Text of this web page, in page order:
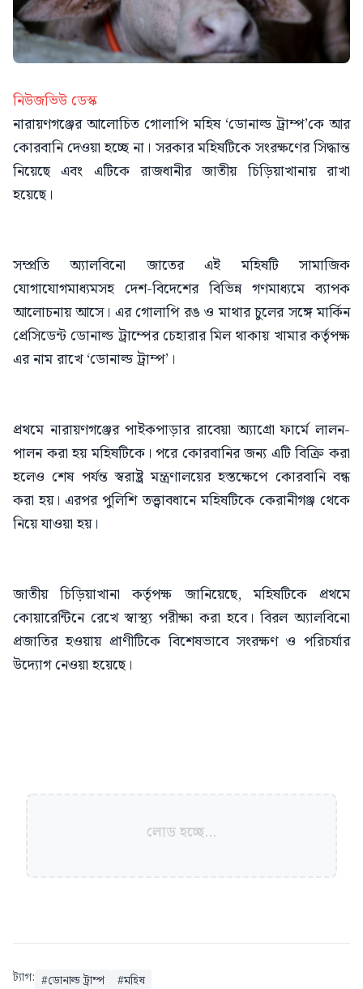
নিউজভিউ ডেস্ক
নারায়ণগঞ্জের আলোচিত গোলাপি মহিষ ‘ডোনাল্ড ট্রাম্প’কে আর
কোরবানি দেওয়া হচ্ছে না। সরকার মহিষটিকে সংরক্ষণের সিদ্ধান্ত
নিয়েছে এবং এটিকে রাজধানীর জাতীয় চিড়িয়াখানায় রাখা
হয়েছে।
সম্প্রতি অ্যালবিনো জাতের এই মহিষটি সামাজিক
যোগাযোগমাধ্যমসহ দেশ-বিদেশের বিভিন্ন গণমাধ্যমে ব্যাপক
আলোচনায় আসে। এর গোলাপি রঙ ও মাথার চুলের সঙ্গে মার্কিন
প্রেসিডেন্ট ডোনাল্ড ট্রাম্পের চেহারার মিল থাকায় খামার কর্তৃপক্ষ
এর নাম রাখে ‘ডোনাল্ড ট্রাম্প’।
প্রথমে নারায়ণগঞ্জের পাইকপাড়ার রাবেয়া অ্যাগ্রো ফার্মে লালন-
পালন করা হয় মহিষটিকে। পরে কোরবানির জন্য এটি বিক্রি করা
হলেও শেষ পর্যন্ত স্বরাষ্ট্র মন্ত্রণালয়ের হস্তক্ষেপে কোরবানি বন্ধ
করা হয়। এরপর পুলিশি তত্ত্বাবধানে মহিষটিকে কেরানীগঞ্জ থেকে
নিয়ে যাওয়া হয়।
জাতীয় চিড়িয়াখানা কর্তৃপক্ষ জানিয়েছে, মহিষটিকে প্রথমে
কোয়ারেন্টিনে রেখে স্বাস্থ্য পরীক্ষা করা হবে। বিরল অ্যালবিনো
প্রজাতির হওয়ায় প্রাণীটিকে বিশেষভাবে সংরক্ষণ ও পরিচর্যার
উদ্যোগ নেওয়া হয়েছে।
লোড হচ্ছে...
ট্যাগ: #ডোনাল্ড ট্রাম্প #মহিষ